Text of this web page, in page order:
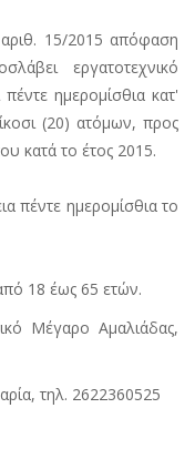
15/2015 απόφαση
εργατοτεχνικό
ημερομίσθια κατ'
(20) ατόμων, προς
κατά το έτος 2015.
πέντε ημερομίσθια το
18 έως 65 ετών.
Μέγαρο Αμαλιάδας,
τηλ. 2622360525